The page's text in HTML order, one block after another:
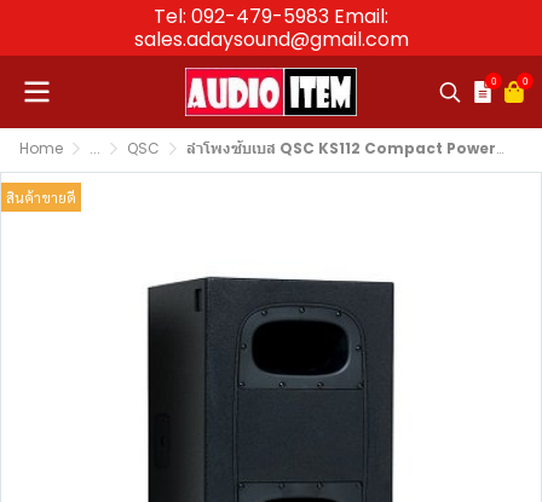
Tel: 092-479-5983 Email:
sales.adaysound@gmail.com
0 0
Home ... QSC ลำโพงซับเบส QSC KS112 Compact Powered Subwoofer 12″
สินค้าขายดี